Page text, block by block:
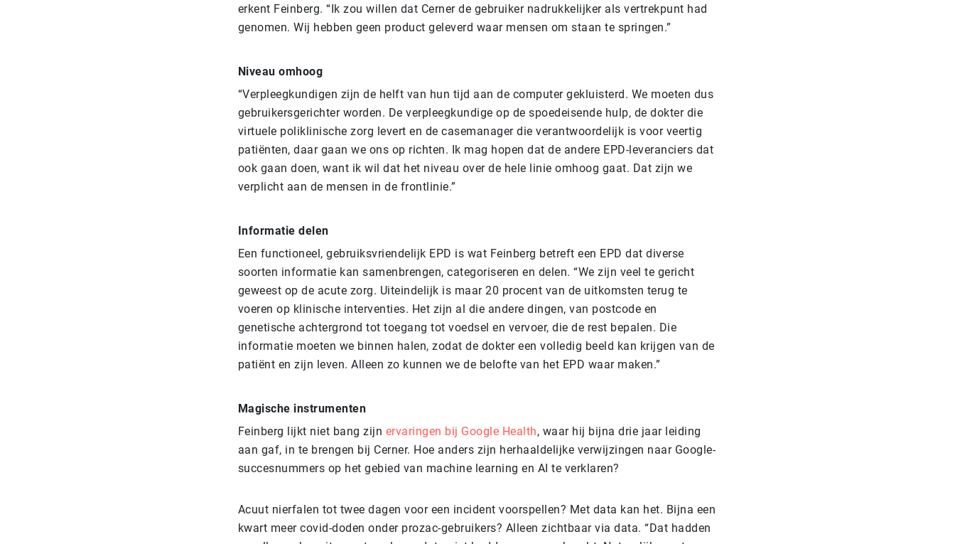
erkent Feinberg. “Ik zou willen dat Cerner de gebruiker nadrukkelijker als vertrekpunt had
genomen. Wij hebben geen product geleverd waar mensen om staan te springen.”
Niveau omhoog
“Verpleegkundigen zijn de helft van hun tijd aan de computer gekluisterd. We moeten dus
gebruikersgerichter worden. De verpleegkundige op de spoedeisende hulp, de dokter die
virtuele poliklinische zorg levert en de casemanager die verantwoordelijk is voor veertig
patiënten, daar gaan we ons op richten. Ik mag hopen dat de andere EPD-leveranciers dat
ook gaan doen, want ik wil dat het niveau over de hele linie omhoog gaat. Dat zijn we
verplicht aan de mensen in de frontlinie.”
Informatie delen
Een functioneel, gebruiksvriendelijk EPD is wat Feinberg betreft een EPD dat diverse
soorten informatie kan samenbrengen, categoriseren en delen. “We zijn veel te gericht
geweest op de acute zorg. Uiteindelijk is maar 20 procent van de uitkomsten terug te
voeren op klinische interventies. Het zijn al die andere dingen, van postcode en
genetische achtergrond tot toegang tot voedsel en vervoer, die de rest bepalen. Die
informatie moeten we binnen halen, zodat de dokter een volledig beeld kan krijgen van de
patiënt en zijn leven. Alleen zo kunnen we de belofte van het EPD waar maken.”
Magische instrumenten
Feinberg lijkt niet bang zijn ervaringen bij Google Health, waar hij bijna drie jaar leiding
aan gaf, in te brengen bij Cerner. Hoe anders zijn herhaaldelijke verwijzingen naar Google-
succesnummers op het gebied van machine learning en AI te verklaren?
Acuut nierfalen tot twee dagen voor een incident voorspellen? Met data kan het. Bijna een
kwart meer covid-doden onder prozac-gebruikers? Alleen zichtbaar via data. “Dat hadden